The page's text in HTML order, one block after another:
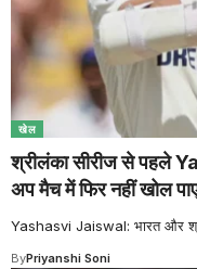
खेल
श्रीलंका सीरीज से पहले
अप मैच में फिर नहीं खोल
Yashasvi Jaiswal: भारत और
ByPriyanshi Soni